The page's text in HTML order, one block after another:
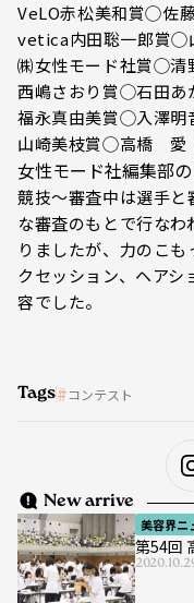
VeLO赤松美和賞◯佐
vetica内田聡一郎賞◯
㈱女性モード社賞◯
西嶋さおり賞◯石田あ
福永真由美賞◯入澤明
山崎美枝賞◯高橋 愛
女性モード社編集部
競技～審査中は選手
な審査のもとで行な
りましたが、力のこ
クセッション、ヘア
容でした。
Tags コンテスト
New arrive
美容界ニ
第54回